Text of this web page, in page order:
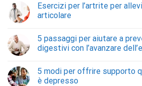
Esercizi per l’artrite per
articolare
5 passaggi per aiutare a
digestivi con l’avanzare
5 modi per offrire supporto
è depresso